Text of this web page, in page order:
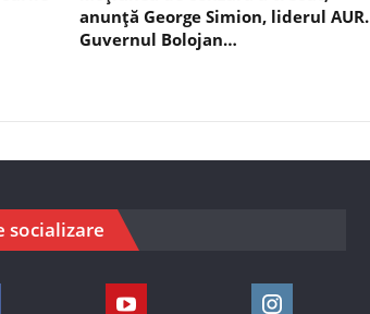
anunță George Simion, liderul AUR.
Guvernul Bolojan…
socializare